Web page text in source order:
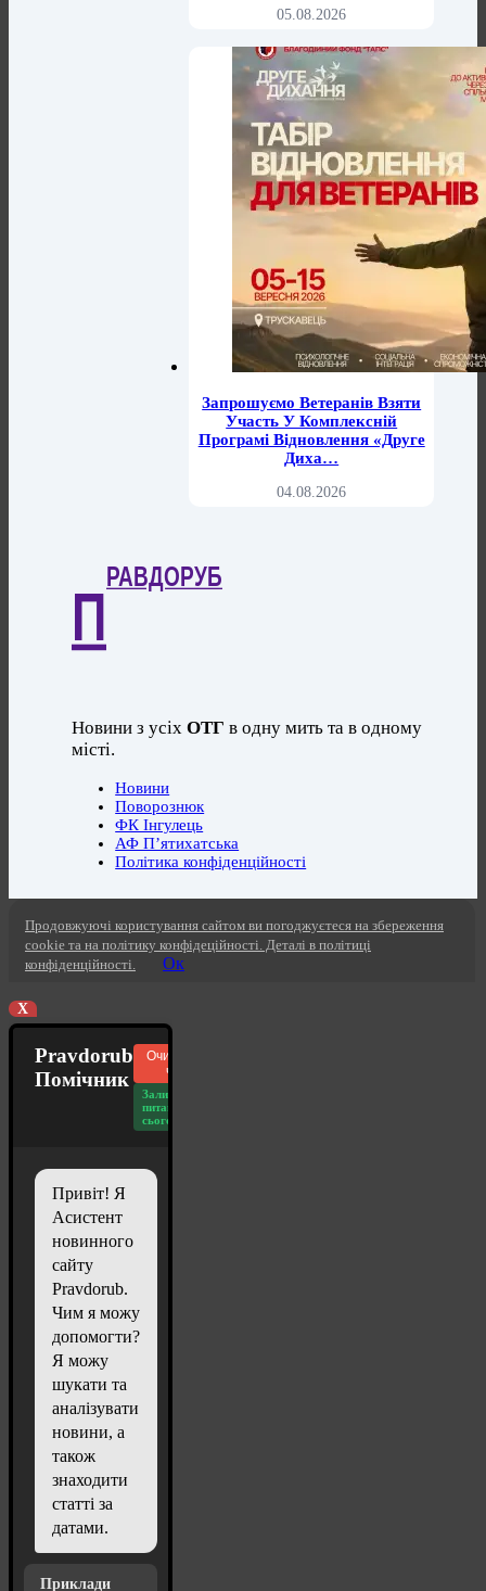
05.08.2026
Запрошуємо Ветеранів Взяти
Участь У Комплексній
Програмі Відновлення «Друге
Диха…
04.08.2026
П
РАВДОРУБ
Новини з усіхОТГ в одну мить та в одному
місті.
Новини
Поворознюк
ФК Інгулець
АФ П’ятихатська
Політика конфіденційності
Продовжуючі користування сайтом ви погоджуєтеся на збереження
cookie та на політику конфідеційності. Деталі в політиці
конфіденційності.
Ок
X
Pravdorub
Помічник
Очистити
чат
Залишилось
питань
сьогодні: 20
Привіт! Я
Асистент
новинного
сайту
Pravdorub.
Чим я можу
допомогти?
Я можу
шукати та
аналізувати
новини, а
також
знаходити
статті за
датами.
Приклади